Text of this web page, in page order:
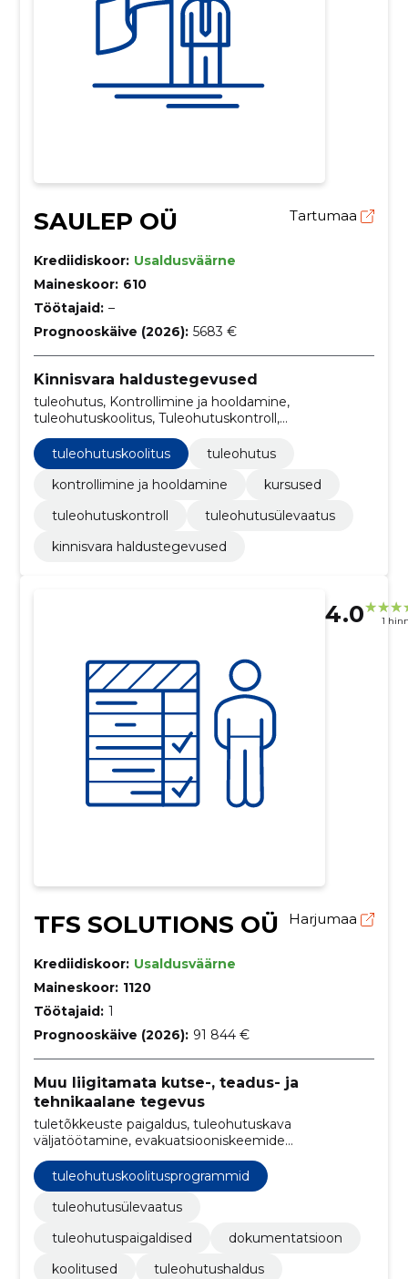
SAULEP OÜ Tartumaa
Krediidiskoor: Usaldusväärne
Maineskoor: 610
Töötajaid: –
Prognooskäive (2026): 5683 €
Kinnisvara haldustegevused
tuleohutus, Kontrollimine ja hooldamine,
tuleohutuskoolitus, Tuleohutuskontroll,
Tuleohutusülevaatus, kursused
tuleohutuskoolitus
tuleohutus
kontrollimine ja hooldamine
kursused
tuleohutuskontroll
tuleohutusülevaatus
kinnisvara haldustegevused
4.0 1
TFS SOLUTIONS OÜ Harjumaa
Krediidiskoor: Usaldusväärne
Maineskoor: 1120
Töötajaid: 1
Prognooskäive (2026): 91 844 €
Muu liigitamata kutse-, teadus- ja
tehnikaalane tegevus
tuletõkkeuste paigaldus, tuleohutuskava
väljatöötamine, evakuatsiooniskeemide
aruanne, tööalase tuleohutuse kaart, tulekustuti
hooldus, tuletõrjevoolikusüsteemi teenused, koolitus,
ohutus tööl, tuleohutuse juhtimine
tuleohutuskoolitusprogrammid
tuleohutusülevaatus
tuleohutuspaigaldised
dokumentatsioon
koolitused
tuleohutushaldus